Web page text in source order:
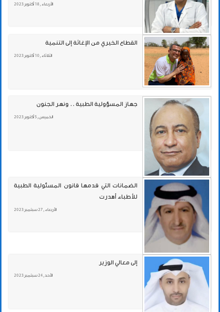
الأربعاء , 18 أكتوبر 2023
القطاع الخيري من الإغاثة إلى التنمية
الثلاثاء , 10 أكتوبر 2023
جهاز المسؤولية الطبية .. ونهر الجنون
الخميس , 5 أكتوبر 2023
الضمانات التي قدمها قانون المسئولية الطبية
للأطباء أهدرت
الأربعاء , 27 سبتمبر 2023
إلى معالي الوزير
الأحد , 24 سبتمبر 2023